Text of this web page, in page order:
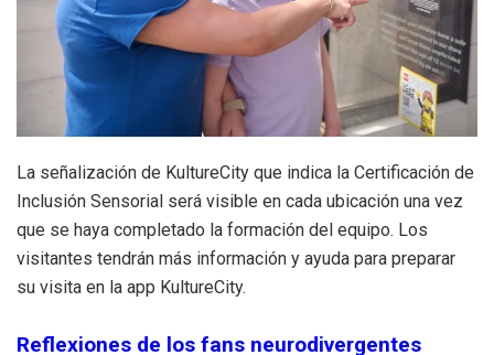
La señalización de KultureCity que indica la Certificación de
Inclusión Sensorial será visible en cada ubicación una vez
que se haya completado la formación del equipo. Los
visitantes tendrán más información y ayuda para preparar
su visita en la app KultureCity.
Reflexiones de los fans neurodivergentes